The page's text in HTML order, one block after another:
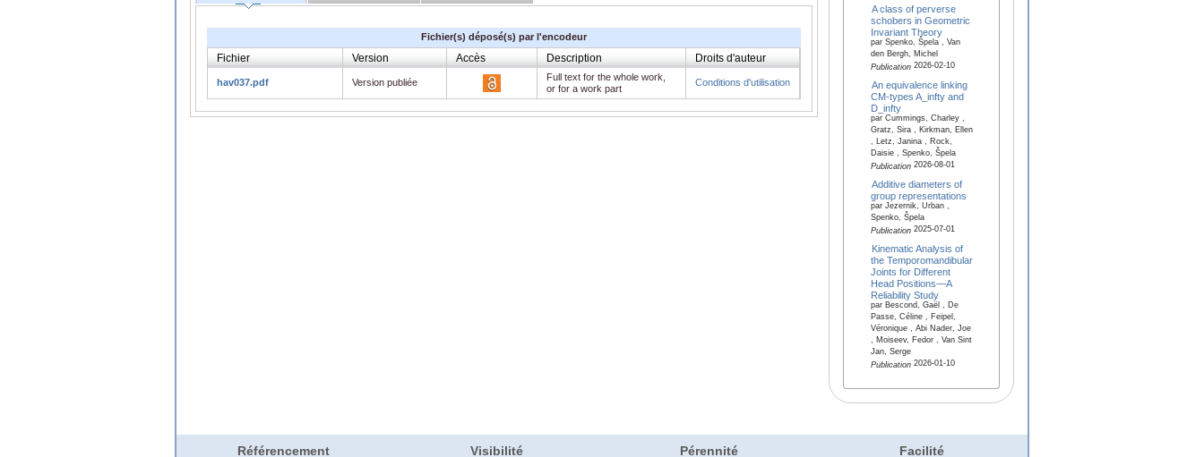
Fichier(s) déposé(s) par l'encodeur
Fichier Version Accès Description Droits d'auteur
hav037.pdf Version publiée
Full text for the whole work,
or for a work part
Conditions d'utilisation
A class of perverse
schobers in Geometric
Invariant Theory
par Spenko, Špela , Van
den Bergh, Michel
Publication2026-02-10
An equivalence linking
CM-types A_infty and
D_infty
par Cummings, Charley ,
Gratz, Sira , Kirkman, Ellen
, Letz, Janina , Rock,
Daisie , Spenko, Špela
Publication2026-08-01
Additive diameters of
group representations
par Jezernik, Urban ,
Spenko, Špela
Publication2025-07-01
Kinematic Analysis of
the Temporomandibular
Joints for Different
Head Positions—A
Reliability Study
par Bescond, Gaël , De
Passe, Céline , Feipel,
Véronique , Abi Nader, Joe
, Moiseev, Fedor , Van Sint
Jan, Serge
Publication2026-01-10
Référencement Visibilité Pérennité Facilité